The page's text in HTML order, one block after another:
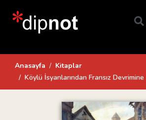
Anasayfa
Kitaplar
Köylü İsyanlarından Fransız Devrimine